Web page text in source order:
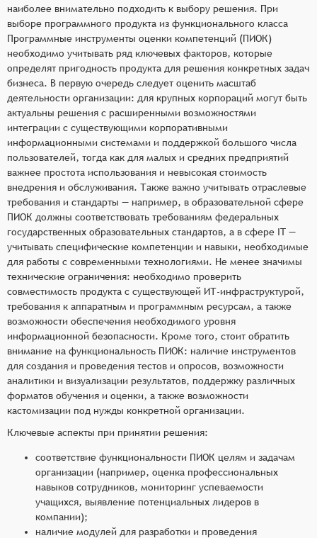
наиболее внимательно подходить к выбору решения. При
выборе программного продукта из функционального класса
Программные инструменты оценки компетенций (ПИОК)
необходимо учитывать ряд ключевых факторов, которые
определят пригодность продукта для решения конкретных задач
бизнеса. В первую очередь следует оценить масштаб
деятельности организации: для крупных корпораций могут быть
актуальны решения с расширенными возможностями
интеграции с существующими корпоративными
информационными системами и поддержкой большого числа
пользователей, тогда как для малых и средних предприятий
важнее простота использования и невысокая стоимость
внедрения и обслуживания. Также важно учитывать отраслевые
требования и стандарты — например, в образовательной сфере
ПИОК должны соответствовать требованиям федеральных
государственных образовательных стандартов, а в сфере IT —
учитывать специфические компетенции и навыки, необходимые
для работы с современными технологиями. Не менее значимы
технические ограничения: необходимо проверить
совместимость продукта с существующей ИТ-инфраструктурой,
требования к аппаратным и программным ресурсам, а также
возможности обеспечения необходимого уровня
информационной безопасности. Кроме того, стоит обратить
внимание на функциональность ПИОК: наличие инструментов
для создания и проведения тестов и опросов, возможности
аналитики и визуализации результатов, поддержку различных
форматов обучения и оценки, а также возможности
кастомизации под нужды конкретной организации.
Ключевые аспекты при принятии решения:
соответствие функциональности ПИОК целям и задачам
организации (например, оценка профессиональных
навыков сотрудников, мониторинг успеваемости
учащихся, выявление потенциальных лидеров в
компании);
наличие модулей для разработки и проведения